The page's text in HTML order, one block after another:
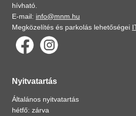
hívható.
E-mail: info@mnm.hu
Megközelítés és parkolás lehetőségei
Nyitvatartás
Általános nyitvatartás
hétfő: zárva